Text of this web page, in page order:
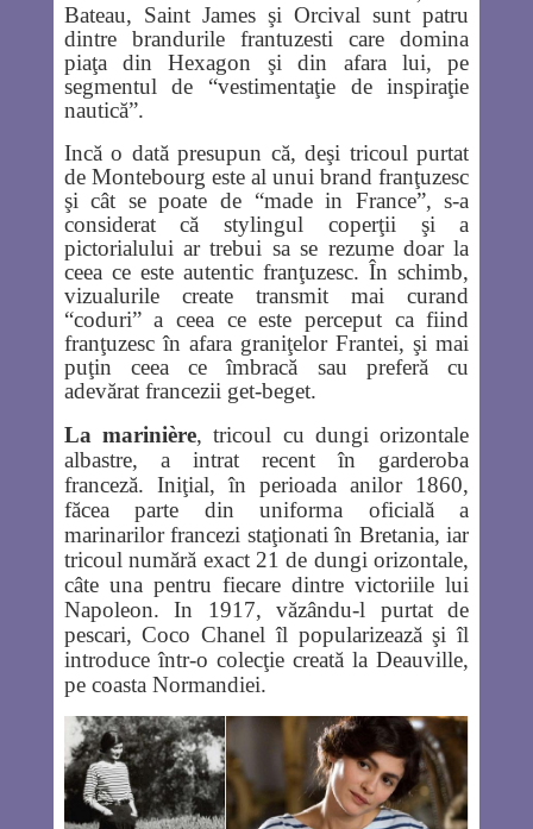
Bateau, Saint James şi Orcival sunt patru
dintre brandurile frantuzesti care domina
piaţa din Hexagon şi din afara lui, pe
segmentul de “vestimentaţie de inspiraţie
nautică”.
Incă o dată presupun că, deşi tricoul purtat
de Montebourg este al unui brand franţuzesc
şi cât se poate de “made in France”, s-a
considerat că stylingul coperţii şi a
pictorialului ar trebui sa se rezume doar la
ceea ce este autentic franţuzesc. În schimb,
vizualurile create transmit mai curand
“coduri” a ceea ce este perceput ca fiind
franţuzesc în afara graniţelor Frantei, şi mai
puţin ceea ce îmbracă sau preferă cu
adevărat francezii get-beget.
La marinière, tricoul cu dungi orizontale
albastre, a intrat recent în garderoba
franceză. Iniţial, în perioada anilor 1860,
făcea parte din uniforma oficială a
marinarilor francezi staţionati în Bretania, iar
tricoul numără exact 21 de dungi orizontale,
câte una pentru fiecare dintre victoriile lui
Napoleon. In 1917, văzându-l purtat de
pescari, Coco Chanel îl popularizează şi îl
introduce într-o colecţie creată la Deauville,
pe coasta Normandiei.